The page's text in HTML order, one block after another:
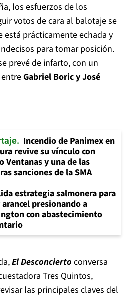
los esfuerzos de los
votos de cara al balotaje se
está prácticamente echada y
para tomar posición.
prevé de infarto, con un
Gabriel Boric y José
Incendio de Panimex en
revive su vínculo con
Ventanas y una de las
sanciones de la SMA
estrategia salmonera para
presionando a
con abastecimiento
El Desconcierto conversa
Tres Quintos,
las principales claves del